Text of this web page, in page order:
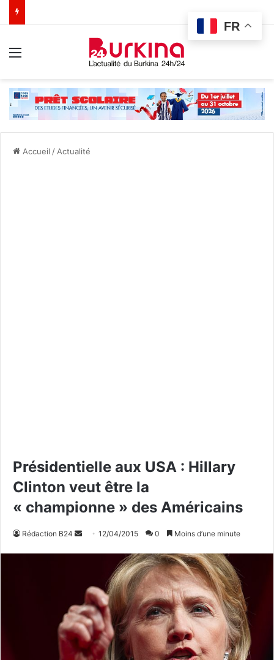
Accueil / Actualité
Présidentielle aux USA : Hillary
Clinton veut être la
« championne » des Américains
Rédaction B24
y
e
r
u
n
12/04/2015 0 Moins d’une minute
FR